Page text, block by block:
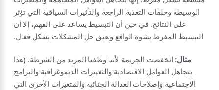
الوسيطة وحلقات التغذية الراجعة والتأثيرات السياقية التي تؤثر
على النتائج. في حين أن التبسيط يساعد على الفهم، إلا أن
التبسيط المفرط يشوه الواقع ويعيق حل المشكلات بشكل فعال.
مثال: انخفضت الجريمة لأننا وظفنا المزيد من الشرطة. (هذا
يتجاهل العوامل الاقتصادية والتغييرات الديموغرافية والبرامج
الاجتماعية وإصلاحات العدالة الجنائية والمتغيرات الأخرى التي